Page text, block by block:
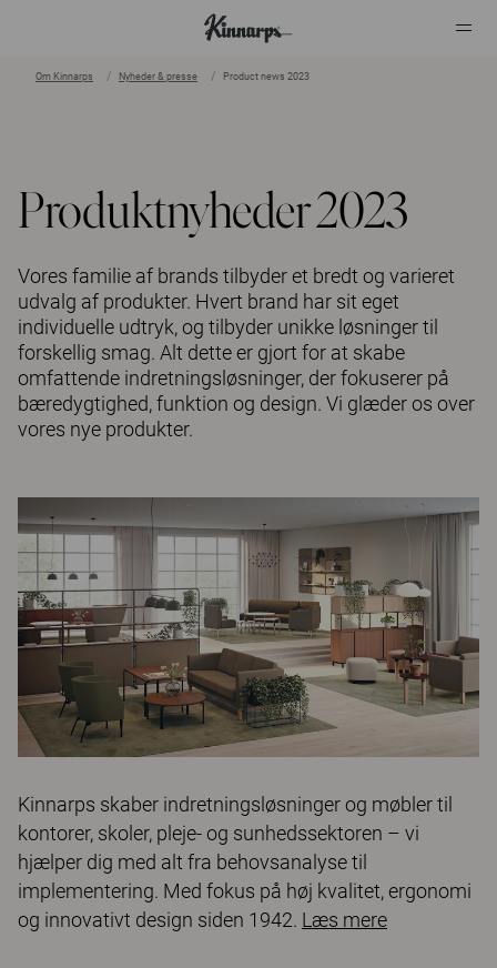
Om Kinnarps Nyheder & presse Product news 2023
Produktnyheder 2023
Vores familie af brands tilbyder et bredt og varieret
udvalg af produkter. Hvert brand har sit eget
individuelle udtryk, og tilbyder unikke løsninger til
forskellig smag. Alt dette er gjort for at skabe
omfattende indretningsløsninger, der fokuserer på
bæredygtighed, funktion og design. Vi glæder os over
vores nye produkter.
Kinnarps skaber indretningsløsninger og møbler til
kontorer, skoler, pleje- og sunhedssektoren – vi
hjælper dig med alt fra behovsanalyse til
implementering. Med fokus på høj kvalitet, ergonomi
og innovativt design siden 1942. Læs mere